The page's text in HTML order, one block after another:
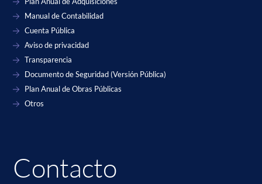
Manual de Contabilidad
Cuenta Pública
Aviso de privacidad
Transparencia
Documento de Seguridad (Versión Pública)
Plan Anual de Obras Públicas
Otros
Contacto